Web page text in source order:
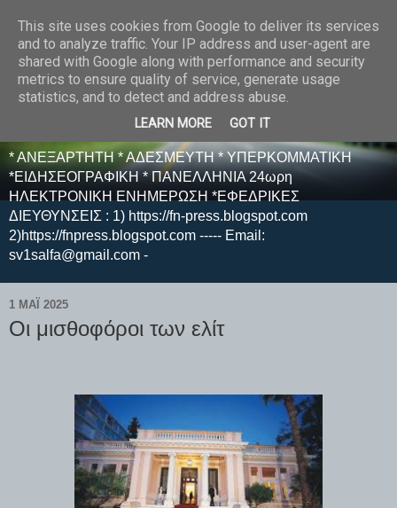
E F E N P R E S S -
ΗΛΕΚΤΡΟΝΙΚΗ
ΕΦΗΜΕΡΙΔΑ
* ΑΝΕΞΑΡΤΗΤΗ * ΑΔΕΣΜΕΥΤΗ * ΥΠΕΡΚΟΜΜΑΤΙΚΗ
*ΕΙΔΗΣΕΟΓΡΑΦΙΚΗ * ΠΑΝΕΛΛΗΝΙΑ 24ωρη
ΗΛΕΚΤΡΟΝΙΚΗ ΕΝΗΜΕΡΩΣΗ *ΕΦΕΔΡΙΚΕΣ
ΔΙΕΥΘΥΝΣΕΙΣ : 1) https://fn-press.blogspot.com
2)https://fnpress.blogspot.com ----- Email:
sv1salfa@gmail.com -
1 ΜΑΪ́ 2025
Οι μισθοφόροι των ελίτ
This site uses cookies from Google to deliver its services
and to analyze traffic. Your IP address and user-agent are
shared with Google along with performance and security
metrics to ensure quality of service, generate usage
statistics, and to detect and address abuse.
LEARN MORE GOT IT